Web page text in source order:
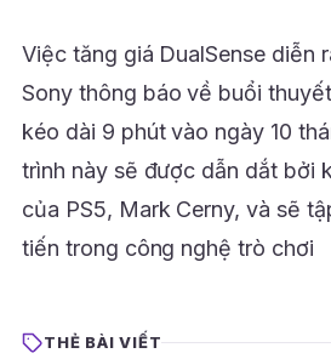
Việc tăng giá DualSense diễn
Sony thông báo về buổi
kéo dài 9 phút vào ngày 10
trình này sẽ được dẫn dắt bởi
của PS5, Mark Cerny, và sẽ
tiến trong công nghệ trò chơi
THẺ BÀI VIẾT